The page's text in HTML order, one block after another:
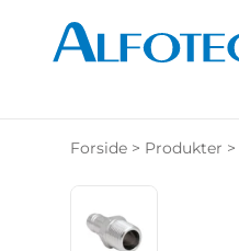
Forside > Produkter >